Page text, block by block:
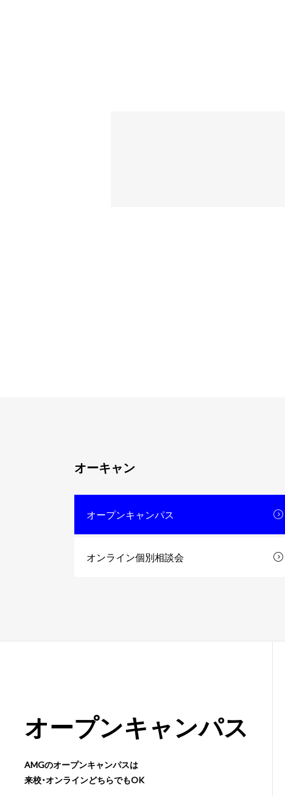
オーキャン
オープンキャンパス
オンライン個別相談会
オープンキャンパス
AMGのオープンキャンパスは
来校・オンラインどちらでもOK